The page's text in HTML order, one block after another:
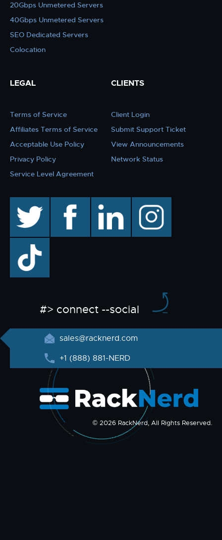
20Gbps Unmetered Servers
40Gbps Unmetered Servers
SEO Dedicated Servers
Colocation
LEGAL
Terms of Service
Affiliates Terms of Service
Acceptable Use Policy
Privacy Policy
Service Level Agreement
CLIENTS
Client Login
Submit Support Ticket
View Announcements
Network Status
facebook linkedin instagram
TikTok
#> connect --social
sales@racknerd.com
+1 (888) 881-NERD
© 2026 RackNerd, All Rights Reserved.